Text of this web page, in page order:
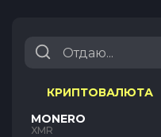
КРИПТОВАЛЮТА
MONERO
XMR